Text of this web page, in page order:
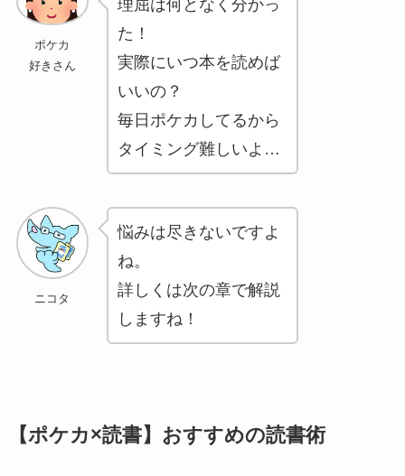
ポケカ
好きさん
理屈は何となく分かっ
た！
実際にいつ本を読めば
いいの？
毎日ポケカしてるから
タイミング難しいよ…
ニコタ
悩みは尽きないですよ
ね。
詳しくは次の章で解説
しますね！
【ポケカ×読書】おすすめの読書術